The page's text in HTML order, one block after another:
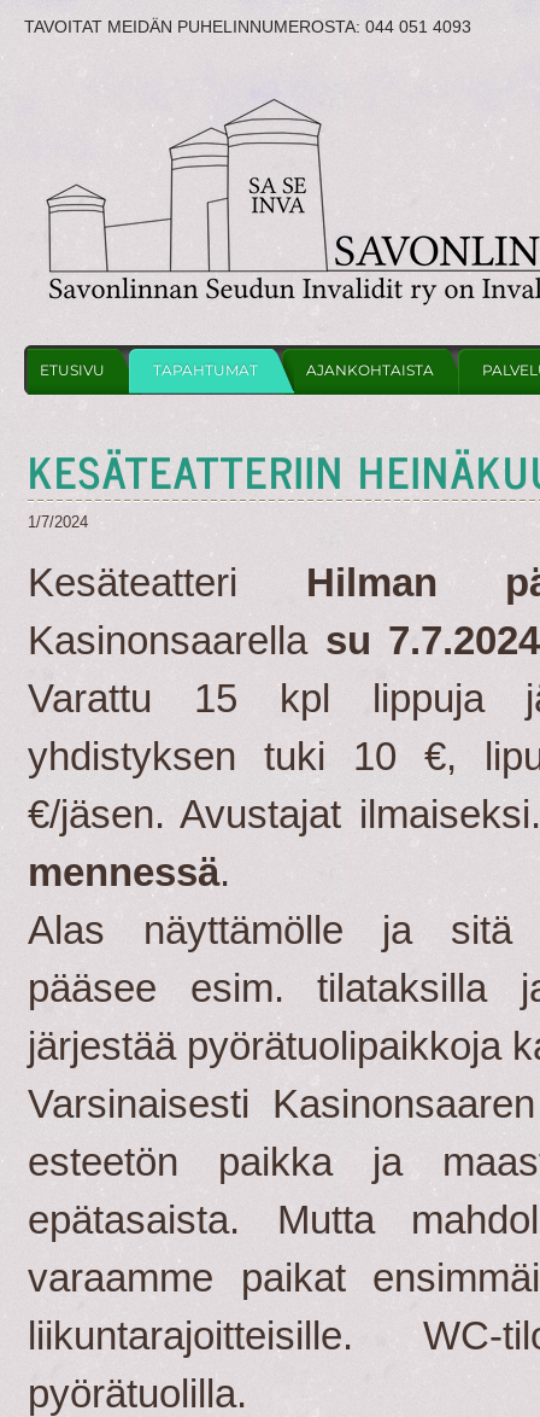
TAVOITAT MEIDÄN PUHELINNUMEROSTA: 044 051 4093
ETUSIVU TAPAHTUMAT AJANKOHTAISTA
KESÄTEATTERIIN
1/7/2024
Kesäteatteri Hilman
Kasinonsaarella su
Varattu 15 kpl lippuja
yhdistyksen tuki 10 €,
€/jäsen. Avustajat
mennessä.
Alas näyttämölle ja sitä
pääsee esim. tilataksilla
järjestää pyörätuolipaikkoja
Varsinaisesti
esteetön paikka ja
epätasaista. Mutta
varaamme paikat
liikuntarajoitteisille.
pyörätuolilla.